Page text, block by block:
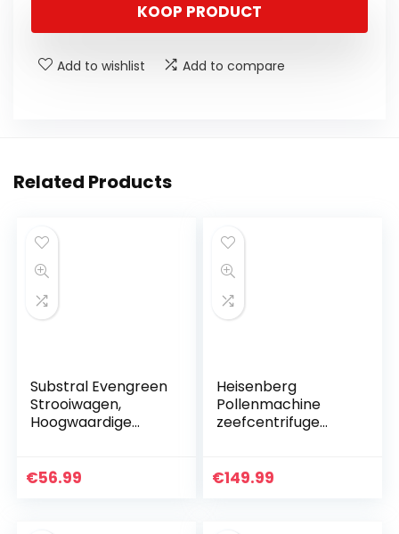
KOOP PRODUCT
Add to wishlist Add to compare
Related Products
Substral Evengreen
Strooiwagen,
Hoogwaardige
Grote Wielen Voor
€56.99
Heisenberg
Pollenmachine
zeefcentrifuge
zeven en
€149.99